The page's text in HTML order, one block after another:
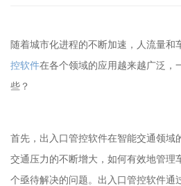
随着城市化进程的不断加速，人流量和
控软件在各个领域的应用越来越广泛，
些？
首先，出入口管控软件在智能交通领域
交通压力的不断增大，如何有效地管理
个亟待解决的问题。出入口管控软件通